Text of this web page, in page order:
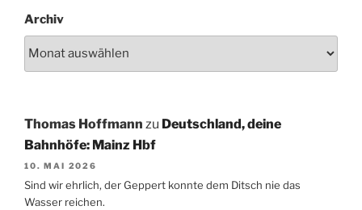
Archiv
Thomas Hoffmann zu Deutschland, deine
Bahnhöfe: Mainz Hbf
10. MAI 2026
Sind wir ehrlich, der Geppert konnte dem Ditsch nie das
Wasser reichen.